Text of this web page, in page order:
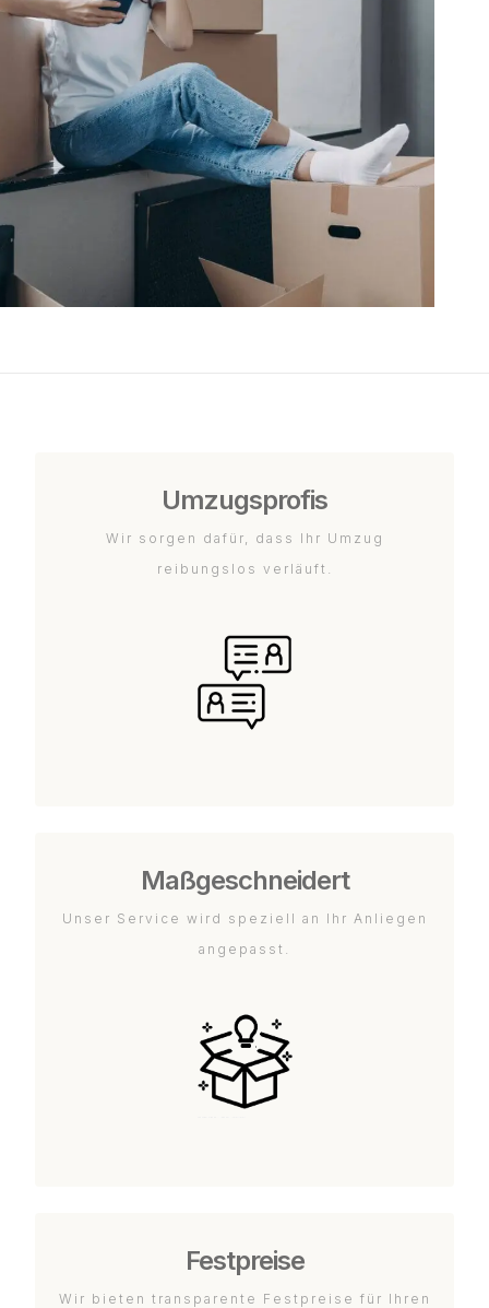
Umzugsprofis
Wir sorgen dafür, dass Ihr Umzug
reibungslos verläuft.
Maßgeschneidert
Unser Service wird speziell an Ihr Anliegen
angepasst.
Festpreise
Wir bieten transparente Festpreise für Ihren